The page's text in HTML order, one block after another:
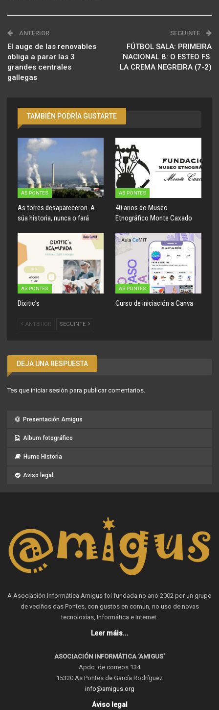
ANTERIOR
El auge de las renovables
obliga a parar las 3
grandes centrales
gallegas
SEGUINTE
FÚTBOL SALA: PRIMEIRA
NACIONAL B: O ESTEO FS 
LA CREMA NEGREIRA (7-2)
TAMBIÉN PODRÍA GUSTARTE
AS PONTES
As torres desapareceron. A
súa historia, nunca o fará
AS PONTES
40 anos do Museo
Etnográfico Monte Caxado
AS PONTES
Dixitic’s
AS PONTES
Curso de iniciación a Canva
ANTERIOR SEGUINTE
DEJA UNA RESPUESTA
Tes que iniciar sesión para publicar comentarios.
Presentación Amigus
Album fotográfico
Hume Historia
Aviso legal
A Asociación Informática Amigus foi fundada no ano 2002 por un grupo
de veciños das Pontes, con gustos en común, no uso de novas
tecnoloxías, Informática e Internet.
Leer máis...
ASOCIACIÓN INFORMÁTICA ‘AMIGUS’
Apdo. de correos 134
15320 As Pontes de García Rodríguez
info@amigus.org
Aviso legal